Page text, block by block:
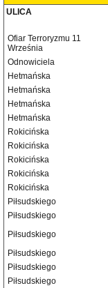
ULICA
Ofiar Terroryzmu 11
Września
Odnowiciela
Hetmańska
Hetmańska
Hetmańska
Hetmańska
Rokicińska
Rokicińska
Rokicińska
Rokicińska
Rokicińska
Piłsudskiego
Piłsudskiego
Piłsudskiego
Piłsudskiego
Piłsudskiego
Piłsudskiego